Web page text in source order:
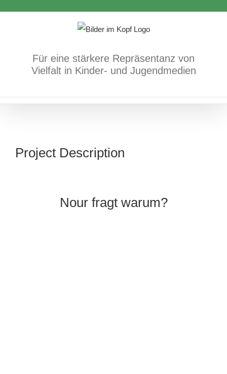
Für eine stärkere Repräsentanz von
Vielfalt in Kinder- und Jugendmedien
Project Description
Nour fragt warum?